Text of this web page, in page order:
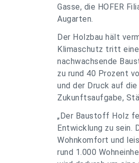
Gasse, die HOFER
Augarten.
Der Holzbau hält
Klimaschutz tritt
nachwachsende
zu rund 40 Prozent
und der Druck auf
Zukunftsaufgabe,
„Der Baustoff Holz
Entwicklung zu sein.
Wohnkomfort und
rund 1.000